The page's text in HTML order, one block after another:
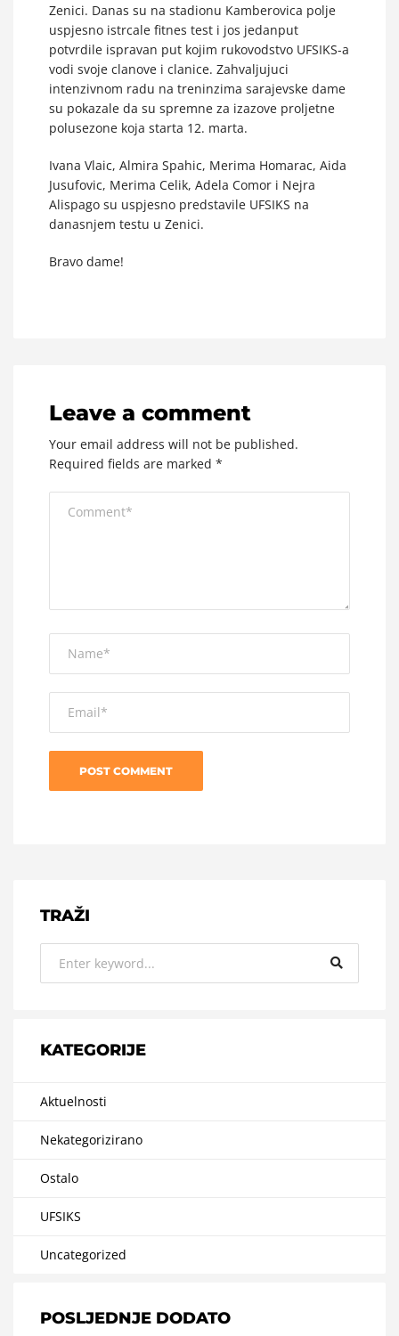
Zenici. Danas su na stadionu Kamberovica polje
uspjesno istrcale fitnes test i jos jedanput
potvrdile ispravan put kojim rukovodstvo UFSIKS-a
vodi svoje clanove i clanice. Zahvaljujuci
intenzivnom radu na treninzima sarajevske dame
su pokazale da su spremne za izazove proljetne
polusezone koja starta 12. marta.
Ivana Vlaic, Almira Spahic, Merima Homarac, Aida
Jusufovic, Merima Celik, Adela Comor i Nejra
Alispago su uspjesno predstavile UFSIKS na
danasnjem testu u Zenici.
Bravo dame!
Leave a comment
Your email address will not be published.
Required fields are marked *
TRAŽI
KATEGORIJE
Aktuelnosti
Nekategorizirano
Ostalo
UFSIKS
Uncategorized
POSLJEDNJE DODATO